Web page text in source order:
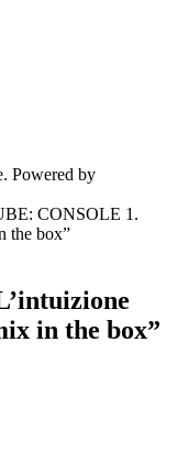
Powered by
CONSOLE 1.
the box”
in the box”